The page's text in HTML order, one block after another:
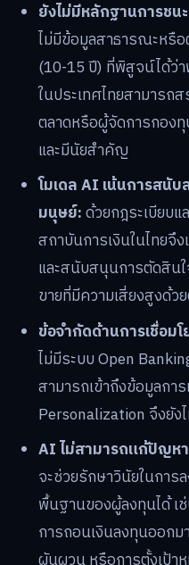
ยังไม่มีหลักฐานการชน
ไม่มีข้อมูลสาธารณะหรือ
(10-15 ปี) ที่พิสูจน์ได้ว่
ในประเทศไทยสามาร
ตลาดหรือผู้จัดการกอง
และมีนัยสำคัญ
โมเดล AI เน้นการสนั
มนุษย์:ด้วยกฎระเบียบแ
สถาบันการเงินในไทยจึ
และสนับสนุนการตัดสิน
ขายที่มีความเสี่ยงสูงด้ว
ข้อจำกัดด้านการเชื่อม
ไม่มีระบบ Open
สามารถเข้าถึงข้อมูลกา
Personalization จึงยั
AI ไม่สามารถแก้ปัญห
จะช่วยรักษาวินัยในกา
พื้นฐานของผู้ลงทุนได้ เ
การถอนเงินลงทุนออกม